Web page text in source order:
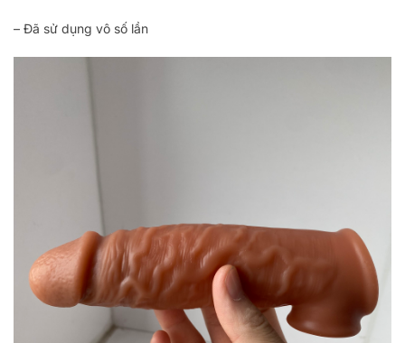
– Đã sử dụng vô số lần